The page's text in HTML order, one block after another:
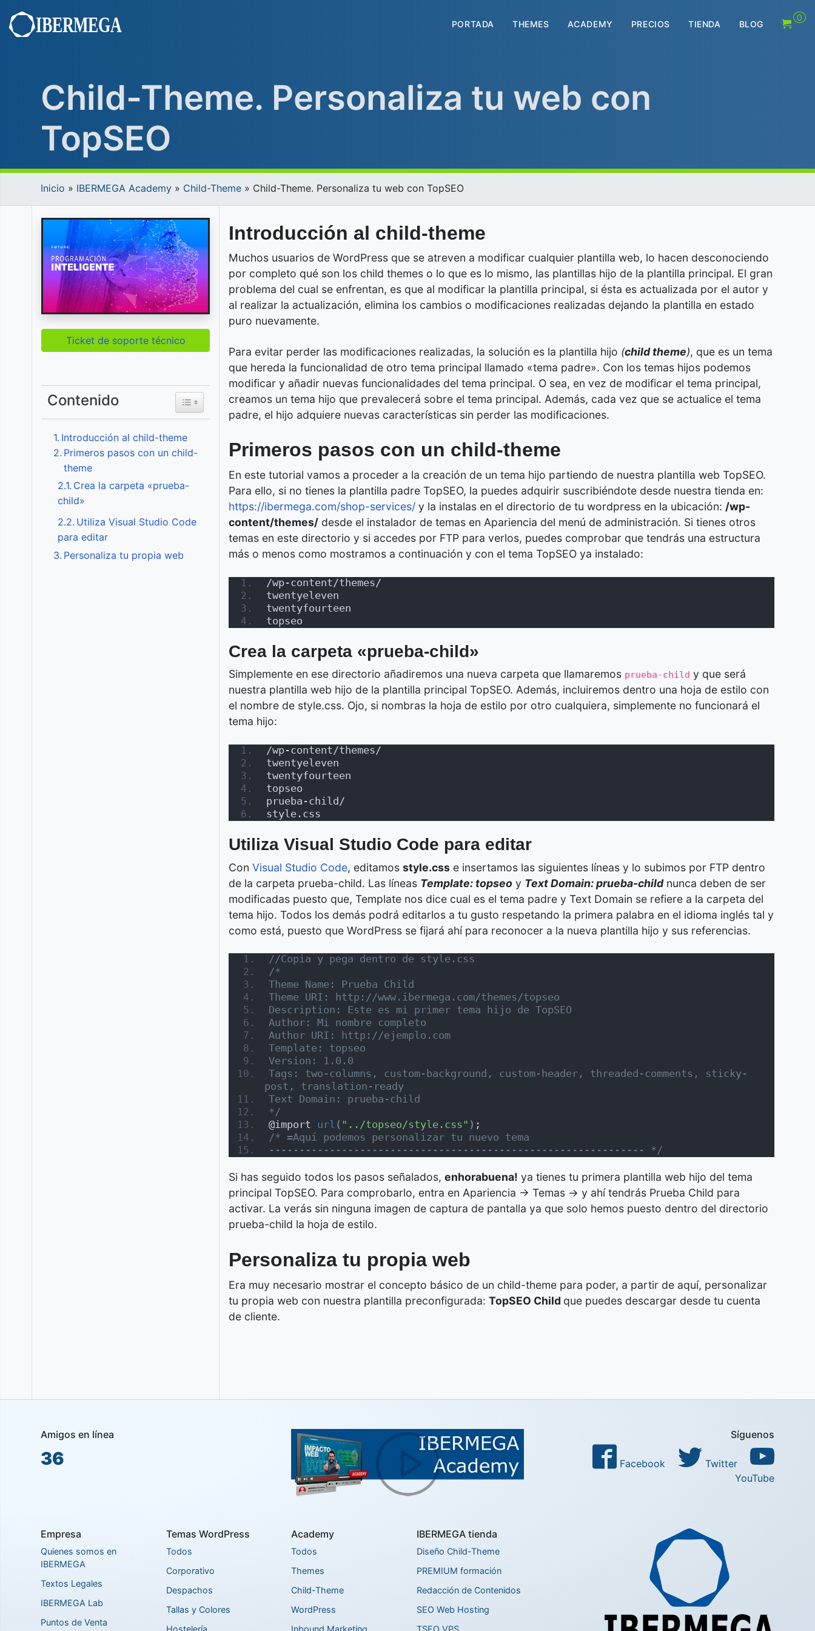
contenido
PORTADA THEMES ACADEMY PRECIOS TIENDA BLOG
0
Child-Theme. Personaliza tu web con
TopSEO
Inicio » IBERMEGA Academy » Child-Theme » Child-Theme. Personaliza tu web con TopSEO
Ticket de soporte técnico
Contenido Toggle Table of Content
Introducción al child-theme
Primeros pasos con un child-
theme
Crea la carpeta «prueba-
child»
Utiliza Visual Studio Code
para editar
Personaliza tu propia web
Introducción al child-theme
Muchos usuarios de WordPress que se atreven a modificar cualquier plantilla web, lo hacen desconociendo
por completo qué son los child themes o lo que es lo mismo, las plantillas hijo de la plantilla principal. El gran
problema del cual se enfrentan, es que al modificar la plantilla principal, si ésta es actualizada por el autor y
al realizar la actualización, elimina los cambios o modificaciones realizadas dejando la plantilla en estado
puro nuevamente.
Para evitar perder las modificaciones realizadas, la solución es la plantilla hijo (child theme), que es un tema
que hereda la funcionalidad de otro tema principal llamado «tema padre». Con los temas hijos podemos
modificar y añadir nuevas funcionalidades del tema principal. O sea, en vez de modificar el tema principal,
creamos un tema hijo que prevalecerá sobre el tema principal. Además, cada vez que se actualice el tema
padre, el hijo adquiere nuevas características sin perder las modificaciones.
Primeros pasos con un child-theme
En este tutorial vamos a proceder a la creación de un tema hijo partiendo de nuestra plantilla web TopSEO.
Para ello, si no tienes la plantilla padre TopSEO, la puedes adquirir suscribiéndote desde nuestra tienda en:
https://ibermega.com/shop-services/ y la instalas en el directorio de tu wordpress en la ubicación: /wp-
content/themes/ desde el instalador de temas en Apariencia del menú de administración. Si tienes otros
temas en este directorio y si accedes por FTP para verlos, puedes comprobar que tendrás una estructura
más o menos como mostramos a continuación y con el tema TopSEO ya instalado:
/wp-content/themes/
twentyeleven
twentyfourteen
topseo
Crea la carpeta «prueba-child»
Simplemente en ese directorio añadiremos una nueva carpeta que llamaremos prueba-child y que será
nuestra plantilla web hijo de la plantilla principal TopSEO. Además, incluiremos dentro una hoja de estilo con
el nombre de style.css. Ojo, si nombras la hoja de estilo por otro cualquiera, simplemente no funcionará el
tema hijo:
/wp-content/themes/
twentyeleven
twentyfourteen
topseo
prueba-child/
style.css
Utiliza Visual Studio Code para editar
Con Visual Studio Code, editamos style.css e insertamos las siguientes líneas y lo subimos por FTP dentro
de la carpeta prueba-child. Las líneas Template: topseo y Text Domain: prueba-childnunca deben de ser
modificadas puesto que, Template nos dice cual es el tema padre y Text Domain se refiere a la carpeta del
tema hijo. Todos los demás podrá editarlos a tu gusto respetando la primera palabra en el idioma inglés tal y
como está, puesto que WordPress se fijará ahí para reconocer a la nueva plantilla hijo y sus referencias.
//Copia y pega dentro de style.css
/*
Theme Name: Prueba Child
Theme URI: http://www.ibermega.com/themes/topseo
Description: Este es mi primer tema hijo de TopSEO
Author: Mi nombre completo
Author URI: http://ejemplo.com
Template: topseo
Version: 1.0.0
Tags: two-columns, custom-background, custom-header, threaded-comments, sticky-
post, translation-ready
Text Domain: prueba-child
*/
@import url ( "../topseo/style.css" ) ;
/* =Aquí podemos personalizar tu nuevo tema
-------------------------------------------------------------- */
Si has seguido todos los pasos señalados, enhorabuena! ya tienes tu primera plantilla web hijo del tema
principal TopSEO. Para comprobarlo, entra en Apariencia -> Temas -> y ahí tendrás Prueba Child para
activar. La verás sin ninguna imagen de captura de pantalla ya que solo hemos puesto dentro del directorio
prueba-child la hoja de estilo.
Personaliza tu propia web
Era muy necesario mostrar el concepto básico de un child-theme para poder, a partir de aquí, personalizar
tu propia web con nuestra plantilla preconfigurada: TopSEO Child que puedes descargar desde tu cuenta
de cliente.
Amigos en línea
36
Síguenos
Facebook
Twitter
YouTube
Empresa
Quienes somos en
IBERMEGA
Textos Legales
IBERMEGA Lab
Puntos de Venta
Temas WordPress
Todos
Corporativo
Despachos
Tallas y Colores
Hostelería
Academy
Todos
Themes
Child-Theme
WordPress
Inbound Marketing
IBERMEGA tienda
Diseño Child-Theme
PREMIUM formación
Redacción de Contenidos
SEO Web Hosting
TSEO VPS